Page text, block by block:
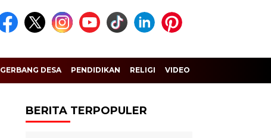
GERBANG DESA PENDIDIKAN RELIGI VIDEO
BERITA TERPOPULER